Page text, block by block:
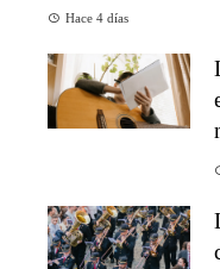
Hace 4 días